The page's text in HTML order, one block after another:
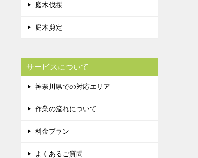
庭木伐採
庭木剪定
サービスについて
神奈川県での対応エリア
作業の流れについて
料金プラン
よくあるご質問